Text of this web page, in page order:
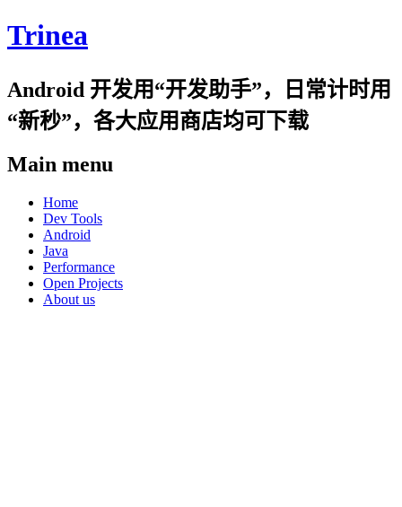
Trinea
Android 开发用“开发助手”，日常计时用
“新秒”，各大应用商店均可下载
Main menu
Skip
content
Home
Dev Tools
Android
Java
Performance
Open Projects
About us